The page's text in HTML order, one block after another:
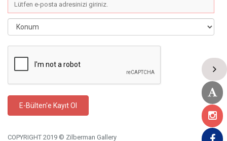
COPYRIGHT 2019 © Zilberman Gallery